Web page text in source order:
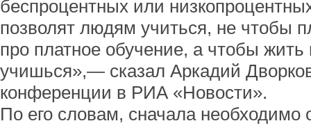
беспроцентных или
позволят людям учиться, не чтобы
про платное обучение, а чтобы жить
учишься»,— сказал Аркадий
конференции в РИА «Новости».
По его словам, сначала необходимо